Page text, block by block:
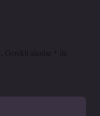
Gerekli alanlar
ile